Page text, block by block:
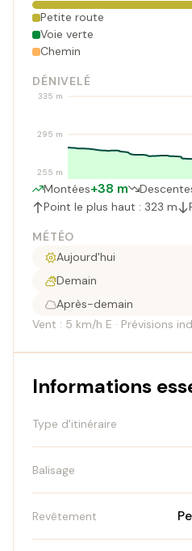
Petite route
Voie verte
Chemin
DÉNIVELÉ
255 m
295 m
335 m
Montées+38 m
Point le plus haut : 323 m
MÉTÉO
Aujourd'hui
Demain
Après-demain
Vent : 5 km/h E · Prévisions
Informations
Type d'itinéraire
Balisage
Revêtement